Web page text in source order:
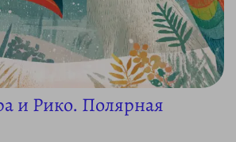
и Рико. Полярная